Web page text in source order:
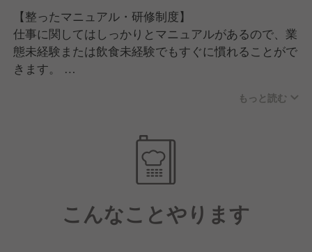
■社員
社会人として自覚ある行動・振る舞いを意識し、円滑
な人間関係を構築する
■健康
体調・健康管理の重要性を理解して、欠勤にならない
【整ったマニュアル・研修制度】
仕事に関してはしっかりとマニュアルがあるので、業
態未経験または飲食未経験でもすぐに慣れることがで
きます。
ーニング研修もおこなっているので、着実にスキルア
【キャリアアップのチャンスあり】
運営元は現在、新規出店を積極的に進めています。
そのため、店長への昇進はもちろん、統括職などの新
たなポストも目指せます！
もっと読む
こんなことやります